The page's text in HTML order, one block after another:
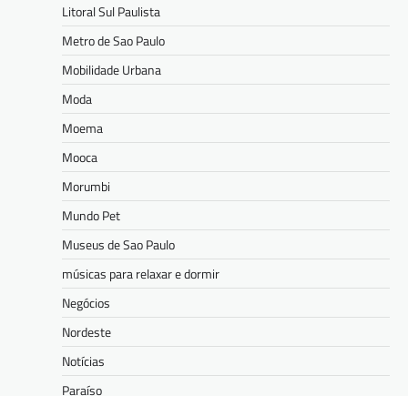
Litoral Sul Paulista
Metro de Sao Paulo
Mobilidade Urbana
Moda
Moema
Mooca
Morumbi
Mundo Pet
Museus de Sao Paulo
músicas para relaxar e dormir
Negócios
Nordeste
Notícias
Paraíso